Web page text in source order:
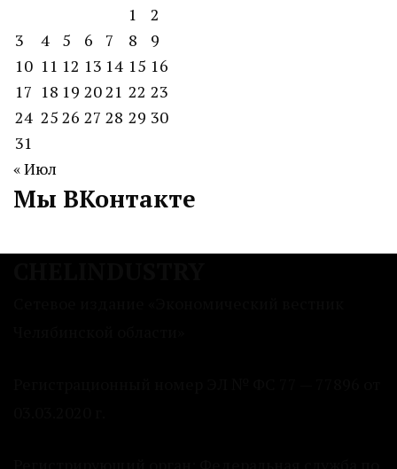
1
2
3
4 5 6 7 8
9
10 11 12 13 14 15 16
17 18 19 2021 22 23
24 25 26 27 28 29 30
31
« Июл
Мы ВКонтакте